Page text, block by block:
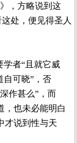
，方略说到这
处，便见得圣人
学者“且就它威
自可晓”，否
作甚么”，而
，也未必能明白
才说到性与天